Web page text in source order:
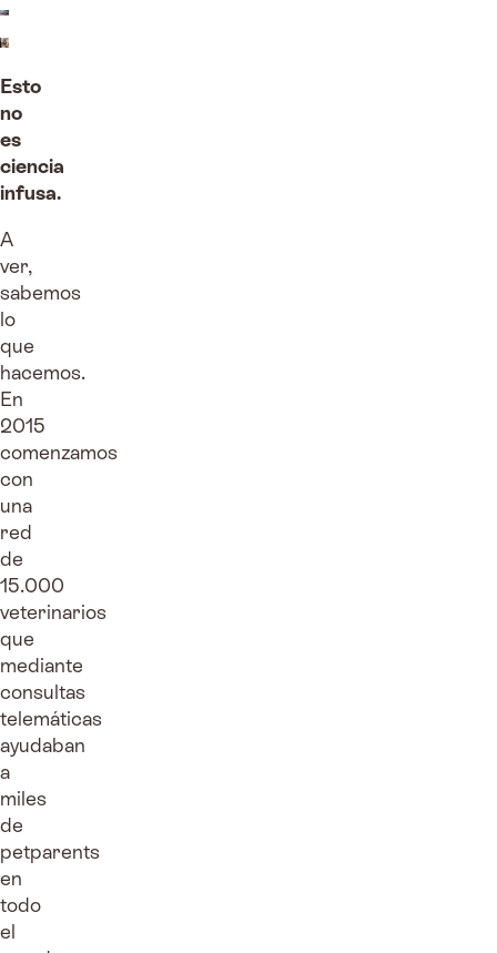
Esto
no
es
ciencia
infusa.
A
ver,
sabemos
lo
que
hacemos.
En
2015
comenzamos
con
una
red
de
15.000
veterinarios
que
mediante
consultas
telemáticas
ayudaban
a
miles
de
petparents
en
todo
el